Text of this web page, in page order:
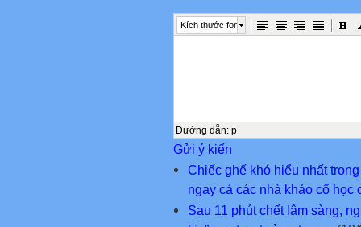
Kích thước font
Đường dẫn: p
Gửi ý kiến
Chiếc ghế khó hiểu nhất
ngay cả các nhà khảo cổ học
Sau 11 phút chết lâm sàng,